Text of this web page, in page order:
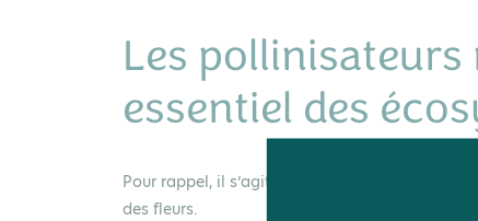
Les
essentiel des
Pour rappel, il s’agit d’agents, souvent des
des fleurs.